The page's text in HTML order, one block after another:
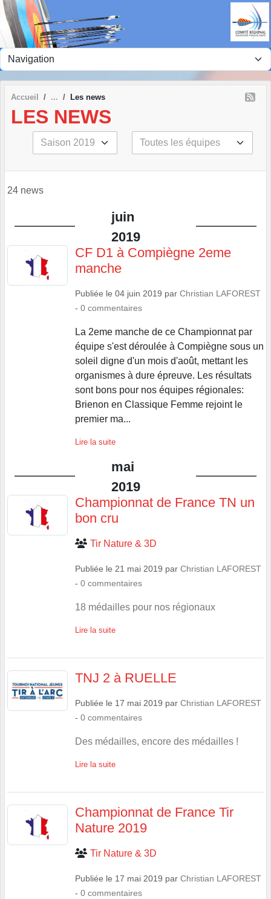
Accueil Les news
LES NEWS
24 news
juin
2019
CF D1 à Compiègne 2eme
manche
Publiée le 04 juin 2019 par Christian LAFOREST
- 0 commentaires
La 2eme manche de ce Championnat par
équipe s'est déroulée à Compiègne sous un
soleil digne d'un mois d'août, mettant les
organismes à dure épreuve. Les résultats
sont bons pour nos équipes régionales:
Brienon en Classique Femme rejoint le
premier ma...
Lire la suite
mai
2019
Championnat de France TN un
bon cru
Tir Nature & 3D
Publiée le 21 mai 2019 par Christian LAFOREST
- 0 commentaires
18 médailles pour nos régionaux
Lire la suite
TNJ 2 à RUELLE
Publiée le 17 mai 2019 par Christian LAFOREST
- 0 commentaires
Des médailles, encore des médailles !
Lire la suite
Championnat de France Tir
Nature 2019
Tir Nature & 3D
Publiée le 17 mai 2019 par Christian LAFOREST
- 0 commentaires
Panneau de gestion des cookies